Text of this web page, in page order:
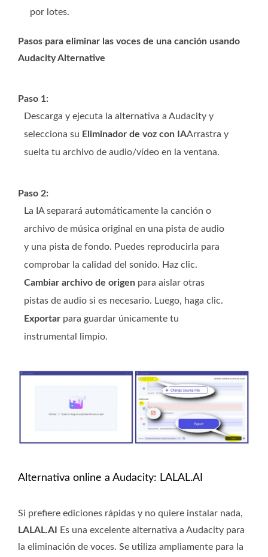
por lotes.
Pasos para eliminar las voces de una canción usando
Audacity Alternative
Paso 1:
Descarga y ejecuta la alternativa a Audacity y
selecciona su Eliminador de voz con IAArrastra y
suelta tu archivo de audio/vídeo en la ventana.
Paso 2:
La IA separará automáticamente la canción o
archivo de música original en una pista de audio
y una pista de fondo. Puedes reproducirla para
comprobar la calidad del sonido. Haz clic.
Cambiar archivo de origen para aislar otras
pistas de audio si es necesario. Luego, haga clic.
Exportar para guardar únicamente tu
instrumental limpio.
Alternativa online a Audacity: LALAL.AI
Si prefiere ediciones rápidas y no quiere instalar nada,
LALAL.AI
Es una excelente alternativa a Audacity para
la eliminación de voces. Se utiliza ampliamente para la